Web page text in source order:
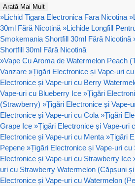
Arată Mai Mult
»Lichid Tigara Electronica Fara Nicotina »
30ml Fără Nicotină »Lichide Longfill
Smokemania Shortfill 30ml Fără Nicotină
Shortfill 30ml Fără Nicotină
»Vape Cu Aroma de Watermelon Peach
Vanzare »Țigări Electronice și Vape-uri
Electronice și Vape-uri cu Berry
Vape-uri cu Blueberry Ice »Țigări
(Strawberry) »Țigări Electronice și Vape-
Electronice și Vape-uri cu Cola »Țigări
Grape Ice »Țigări Electronice și Vape-uri
Electronice și Vape-uri cu Menta »Țigări
Pepene »Țigări Electronice și Vape-uri
Electronice și Vape-uri cu Strawberry Ice
uri cu Strawberry Watermelon (Căpșuni
Electronice și Vape-uri cu Watermelon